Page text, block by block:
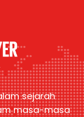
sejarah
masa-masa